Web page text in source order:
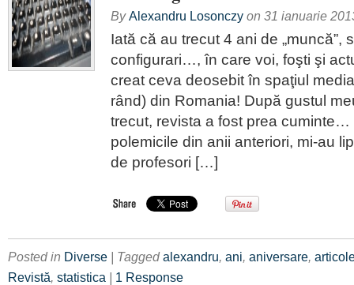
ByAlexandru Losonczy on 31 ianuarie
Iată că au trecut 4 ani de „muncă”,
configurari…, în care voi, foşti şi
creat ceva deosebit în spaţiul
rând) din Romania! După gustul
trecut, revista a fost prea cuminte…
polemicile din anii anteriori, mi-au
de profesori […]
Posted in Diverse | Taggedalexandru, ani, aniversare,
Revistă, statistica | 1 Response